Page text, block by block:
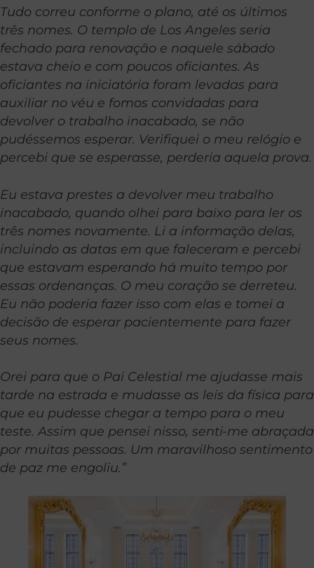
Tudo correu conforme o plano, até os últimos
três nomes. O templo de Los Angeles seria
fechado para renovação e naquele sábado
estava cheio e com poucos oficiantes. As
oficiantes na iniciatória foram levadas para
auxiliar no véu e fomos convidadas para
devolver o trabalho inacabado, se não
pudéssemos esperar. Verifiquei o meu relógio e
percebi que se esperasse, perderia aquela prova.
Eu estava prestes a devolver meu trabalho
inacabado, quando olhei para baixo para ler os
três nomes novamente. Li a informação delas,
incluindo as datas em que faleceram e percebi
que estavam esperando há muito tempo por
essas ordenanças. O meu coração se derreteu.
Eu não poderia fazer isso com elas e tomei a
decisão de esperar pacientemente para fazer
seus nomes.
Orei para que o Pai Celestial me ajudasse mais
tarde na estrada e mudasse as leis da física para
que eu pudesse chegar a tempo para o meu
teste. Assim que pensei nisso, senti-me abraçada
por muitas pessoas. Um maravilhoso sentimento
de paz me engoliu.”